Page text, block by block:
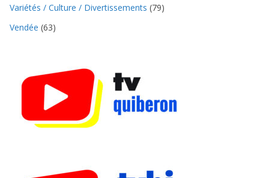
Variétés / Culture / Divertissements (79)
Vendée (63)